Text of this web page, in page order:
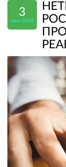
3
июн 2026